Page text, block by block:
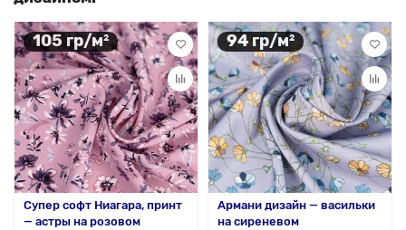
105 гр/м²
Супер софт Ниагара, принт
— астры на розовом
94 гр/м²
Армани дизайн — васильки
на сиреневом